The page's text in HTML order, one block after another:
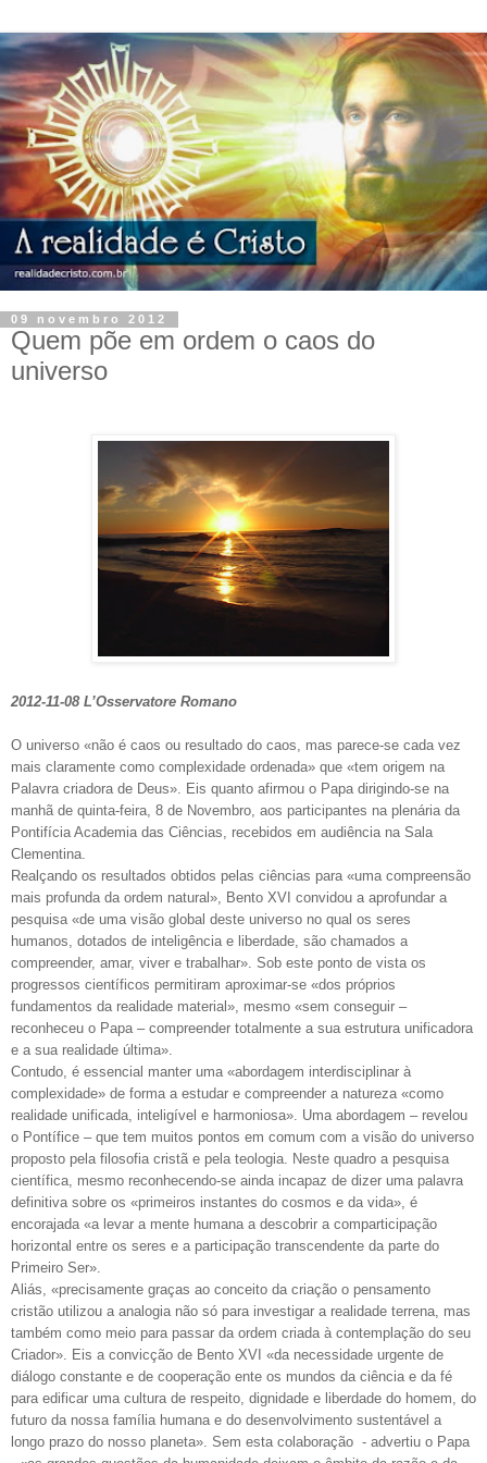
09 novembro 2012
Quem põe em ordem o caos do
universo
2012-11-08 L’Osservatore Romano
O universo «não é caos ou resultado do caos, mas parece-se cada vez
mais claramente como complexidade ordenada» que «tem origem na
Palavra criadora de Deus». Eis quanto afirmou o Papa dirigindo-se na
manhã de quinta-feira, 8 de Novembro, aos participantes na plenária da
Pontifícia Academia das Ciências, recebidos em audiência na Sala
Clementina.
Realçando os resultados obtidos pelas ciências para «uma compreensão
mais profunda da ordem natural», Bento XVI convidou a aprofundar a
pesquisa «de uma visão global deste universo no qual os seres
humanos, dotados de inteligência e liberdade, são chamados a
compreender, amar, viver e trabalhar». Sob este ponto de vista os
progressos científicos permitiram aproximar-se «dos próprios
fundamentos da realidade material», mesmo «sem conseguir –
reconheceu o Papa – compreender totalmente a sua estrutura unificadora
e a sua realidade última».
Contudo, é essencial manter uma «abordagem interdisciplinar à
complexidade» de forma a estudar e compreender a natureza «como
realidade unificada, inteligível e harmoniosa». Uma abordagem – revelou
o Pontífice – que tem muitos pontos em comum com a visão do universo
proposto pela filosofia cristã e pela teologia. Neste quadro a pesquisa
científica, mesmo reconhecendo-se ainda incapaz de dizer uma palavra
definitiva sobre os «primeiros instantes do cosmos e da vida», é
encorajada «a levar a mente humana a descobrir a comparticipação
horizontal entre os seres e a participação transcendente da parte do
Primeiro Ser».
Aliás, «precisamente graças ao conceito da criação o pensamento
cristão utilizou a analogia não só para investigar a realidade terrena, mas
também como meio para passar da ordem criada à contemplação do seu
Criador». Eis a convicção de Bento XVI «da necessidade urgente de
diálogo constante e de cooperação ente os mundos da ciência e da fé
para edificar uma cultura de respeito, dignidade e liberdade do homem, do
futuro da nossa família humana e do desenvolvimento sustentável a
longo prazo do nosso planeta». Sem esta colaboração - advertiu o Papa